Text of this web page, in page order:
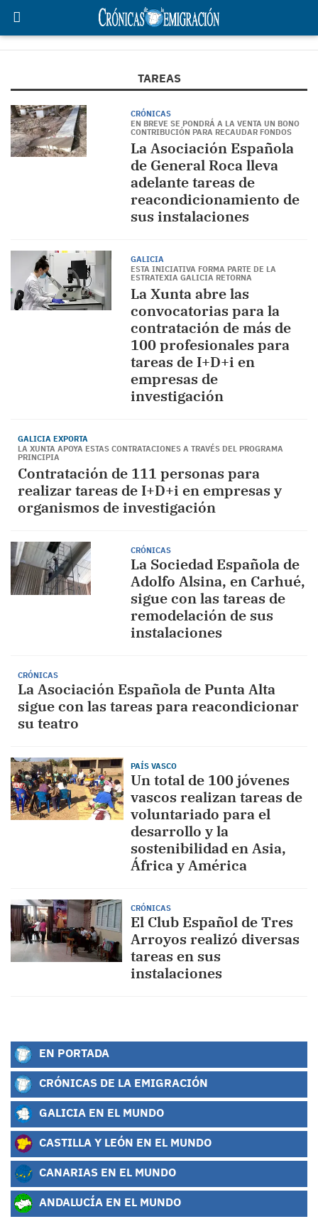
TAREAS
CRÓNICAS
EN BREVE SE PONDRÁ A LA VENTA UN BONO
CONTRIBUCIÓN PARA RECAUDAR FONDOS
La Asociación Española
de General Roca lleva
adelante tareas de
reacondicionamiento de
sus instalaciones
GALICIA
ESTA INICIATIVA FORMA PARTE DE LA
ESTRATEXIA GALICIA RETORNA
La Xunta abre las
convocatorias para la
contratación de más de
100 profesionales para
tareas de I+D+i en
empresas de
investigación
GALICIA EXPORTA
LA XUNTA APOYA ESTAS CONTRATACIONES A TRAVÉS DEL PROGRAMA
PRINCIPIA
Contratación de 111 personas para
realizar tareas de I+D+i en empresas y
organismos de investigación
CRÓNICAS
La Sociedad Española de
Adolfo Alsina, en Carhué,
sigue con las tareas de
remodelación de sus
instalaciones
CRÓNICAS
La Asociación Española de Punta Alta
sigue con las tareas para reacondicionar
su teatro
PAÍS VASCO
Un total de 100 jóvenes
vascos realizan tareas de
voluntariado para el
desarrollo y la
sostenibilidad en Asia,
África y América
CRÓNICAS
El Club Español de Tres
Arroyos realizó diversas
tareas en sus
instalaciones
EN PORTADA
CRÓNICAS DE LA EMIGRACIÓN
GALICIA EN EL MUNDO
CASTILLA Y LEÓN EN EL MUNDO
CANARIAS EN EL MUNDO
ANDALUCÍA EN EL MUNDO